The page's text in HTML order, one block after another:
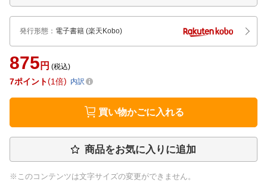
発行形態 ： 電子書籍 (楽天Kobo)
875 円 (税込)
7ポイント 1倍 内訳
買い物かごに入れる
商品をお気に入りに追加
※このコンテンツは文字サイズの変更ができません。